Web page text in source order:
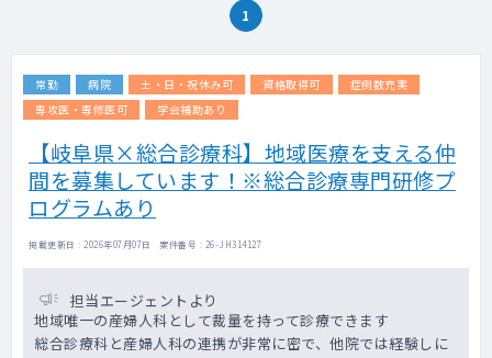
1
常勤 病院 土・日・祝休み可 資格取得可
症例数充実
専攻医・専修医可
学会補助あり
【岐阜県×総合診療科】地域医療を支える仲
間を募集しています！※総合診療専門研修プ
ログラムあり
掲載更新日 : 2026年07月07日 案件番号 : 26-JH314127
担当エージェントより
地域唯一の産婦人科として裁量を持って診療できます
総合診療科と産婦人科の連携が非常に密で、他院では経験しに